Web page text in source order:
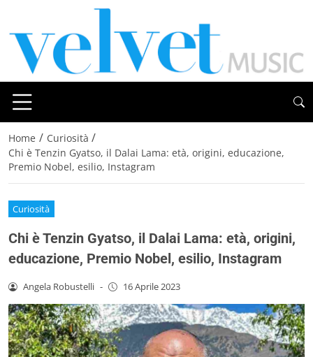
Home / Curiosità /
Chi è Tenzin Gyatso, il Dalai Lama: età, origini, educazione,
Premio Nobel, esilio, Instagram
Curiosità
Chi è Tenzin Gyatso, il Dalai Lama: età, origini,
educazione, Premio Nobel, esilio, Instagram
Angela Robustelli - 16 Aprile 2023